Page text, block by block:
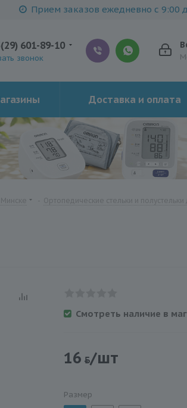
Прием заказов ежедневно с 9:00
601-89-10
звонок
Доставка и оплата
Смотреть наличие в
16 /шт
Размер